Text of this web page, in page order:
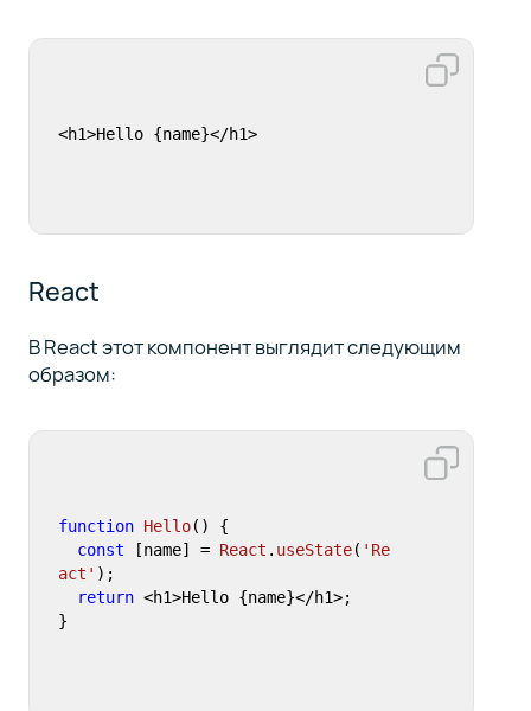
<h1>Hello {name}</h1>
React
В React этот компонент выглядит следующим
образом:
function Hello( ) {
const [name] = React . useState( 'Re
act' );
return <h1>Hello {name}</h1>;
}